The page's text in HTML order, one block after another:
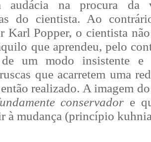
na procura da
do cientista. Ao
Karl Popper, o cientista
que aprendeu, pelo
de um modo insistente
que acarretem uma
realizado. A imagem
conservador e
à mudança (princípio